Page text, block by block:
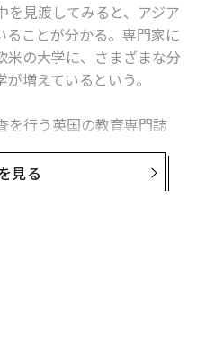
を見渡してみると、アジア
ることが分かる。専門家に
米の大学に、さまざまな分
増えているという。
を行う英国の教育専門誌
ュケーション（THE）」は
グを発表した。13年目と
は世界全体のランキングで
見る